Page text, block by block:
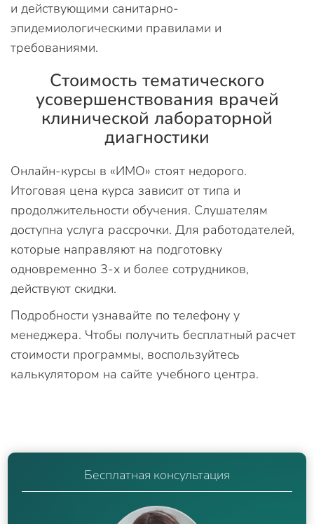
и действующими санитарно-
эпидемиологическими правилами и
требованиями.
Стоимость тематического
усовершенствования врачей
клинической лабораторной
диагностики
Онлайн-курсы в «ИМО» стоят недорого.
Итоговая цена курса зависит от типа и
продолжительности обучения. Слушателям
доступна услуга рассрочки. Для работодателей,
которые направляют на подготовку
одновременно 3-х и более сотрудников,
действуют скидки.
Подробности узнавайте по телефону у
менеджера. Чтобы получить бесплатный расчет
стоимости программы, воспользуйтесь
калькулятором на сайте учебного центра.
Бесплатная консультация